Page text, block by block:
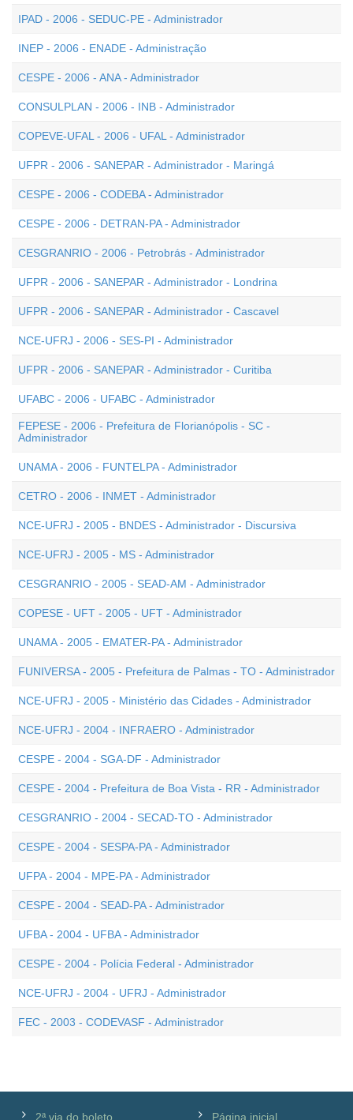
IPAD - 2006 - SEDUC-PE - Administrador
INEP - 2006 - ENADE - Administração
CESPE - 2006 - ANA - Administrador
CONSULPLAN - 2006 - INB - Administrador
COPEVE-UFAL - 2006 - UFAL - Administrador
UFPR - 2006 - SANEPAR - Administrador - Maringá
CESPE - 2006 - CODEBA - Administrador
CESPE - 2006 - DETRAN-PA - Administrador
CESGRANRIO - 2006 - Petrobrás - Administrador
UFPR - 2006 - SANEPAR - Administrador - Londrina
UFPR - 2006 - SANEPAR - Administrador - Cascavel
NCE-UFRJ - 2006 - SES-PI - Administrador
UFPR - 2006 - SANEPAR - Administrador - Curitiba
UFABC - 2006 - UFABC - Administrador
FEPESE - 2006 - Prefeitura de Florianópolis - SC -
Administrador
UNAMA - 2006 - FUNTELPA - Administrador
CETRO - 2006 - INMET - Administrador
NCE-UFRJ - 2005 - BNDES - Administrador - Discursiva
NCE-UFRJ - 2005 - MS - Administrador
CESGRANRIO - 2005 - SEAD-AM - Administrador
COPESE - UFT - 2005 - UFT - Administrador
UNAMA - 2005 - EMATER-PA - Administrador
FUNIVERSA - 2005 - Prefeitura de Palmas - TO - Administrador
NCE-UFRJ - 2005 - Ministério das Cidades - Administrador
NCE-UFRJ - 2004 - INFRAERO - Administrador
CESPE - 2004 - SGA-DF - Administrador
CESPE - 2004 - Prefeitura de Boa Vista - RR - Administrador
CESGRANRIO - 2004 - SECAD-TO - Administrador
CESPE - 2004 - SESPA-PA - Administrador
UFPA - 2004 - MPE-PA - Administrador
CESPE - 2004 - SEAD-PA - Administrador
UFBA - 2004 - UFBA - Administrador
CESPE - 2004 - Polícia Federal - Administrador
NCE-UFRJ - 2004 - UFRJ - Administrador
FEC - 2003 - CODEVASF - Administrador
2ª via do boleto Página inicial